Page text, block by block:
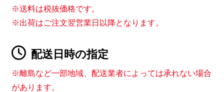
※送料は税抜価格です。
※出荷はご注文翌営業日以降となります。
配送日時の指定
※離島など一部地域、配送業者によっては承れない場合
があります。